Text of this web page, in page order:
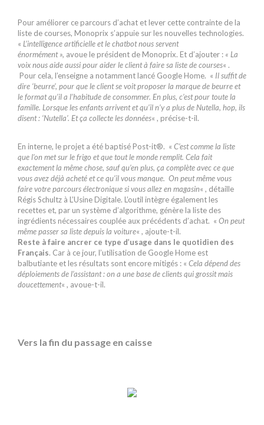
Pour améliorer ce parcours d’achat et lever cette contrainte de la
liste de courses, Monoprix s’appuie sur les nouvelles technologies.
« L’intelligence artificielle et le chatbot nous servent
énormément », avoue le président de Monoprix. Et d’ajouter : « La
voix nous aide aussi pour aider le client à faire sa liste de courses« .
Pour cela, l’enseigne a notamment lancé Google Home. « Il suffit de
dire ‘beurre’, pour que le client se voit proposer la marque de beurre et
le format qu’il a l’habitude de consommer. En plus, c’est pour toute la
famille. Lorsque les enfants arrivent et qu’il n’y a plus de Nutella, hop, ils
disent : ‘Nutella’. Et ça collecte les données« , précise-t-il.
En interne, le projet a été baptisé Post-it®. « C’est comme la liste
que l’on met sur le frigo et que tout le monde remplit. Cela fait
exactement la même chose, sauf qu’en plus, ça complète avec ce que
vous avez déjà acheté et ce qu’il vous manque. On peut même vous
faire votre parcours électronique si vous allez en magasin« , détaille
Régis Schultz à L’Usine Digitale. L’outil intègre également les
recettes et, par un système d’algorithme, génère la liste des
ingrédients nécessaires couplée aux précédents d’achat. « On peut
même passer sa liste depuis la voiture« , ajoute-t-il.
Reste à faire ancrer ce type d’usage dans le quotidien des
Français. Car à ce jour, l’utilisation de Google Home est
balbutiante et les résultats sont encore mitigés : « Cela dépend des
déploiements de l’assistant : on a une base de clients qui grossit mais
doucettement« , avoue-t-il.
Vers la fin du passage en caisse